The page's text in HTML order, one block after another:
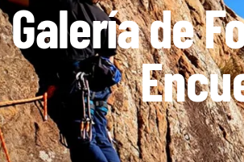
Galería de